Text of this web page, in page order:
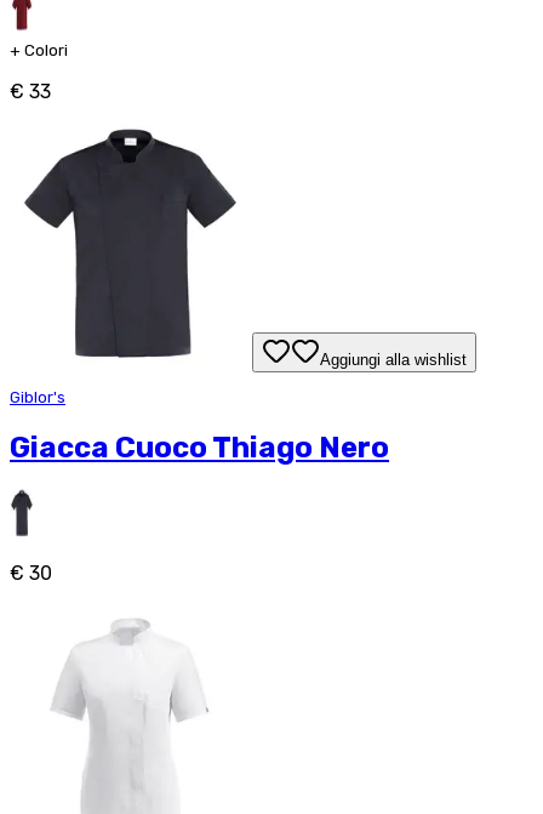
+ Colori
€ 33
Aggiungi alla wishlist
Giblor's
Giacca Cuoco Thiago Nero
€ 30